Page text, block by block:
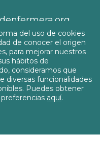
Participa
Política de privacidad
del uso de cookies
de conocer el origen
para mejorar nuestros
hábitos de
consideramos que
diversas funcionalidades
Puedes obtener
aquí.